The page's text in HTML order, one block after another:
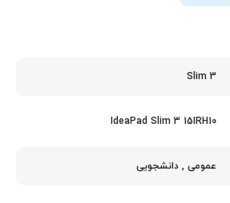
Slim 3
IdeaPad Slim 3 15IRH10
عمومی , دانشجویی